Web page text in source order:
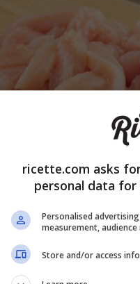
ricette.com asks
personal data
Personalised
measurement,
Store and/or access